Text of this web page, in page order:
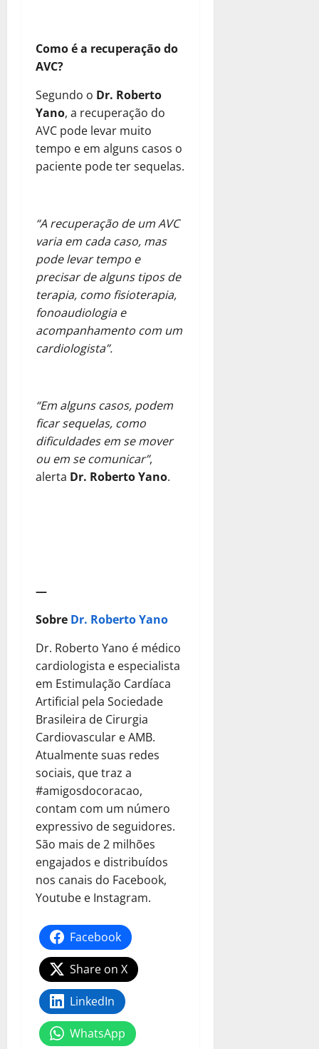
Como é a recuperação do
AVC?
Segundo o Dr. Roberto
Yano, a recuperação do
AVC pode levar muito
tempo e em alguns casos o
paciente pode ter sequelas.
“A recuperação de um AVC
varia em cada caso, mas
pode levar tempo e
precisar de alguns tipos de
terapia, como fisioterapia,
fonoaudiologia e
acompanhamento com um
cardiologista”.
“Em alguns casos, podem
ficar sequelas, como
dificuldades em se mover
ou em se comunicar”,
alerta Dr. Roberto Yano.
—
Sobre Dr. Roberto Yano
Dr. Roberto Yano é médico
cardiologista e especialista
em Estimulação Cardíaca
Artificial pela Sociedade
Brasileira de Cirurgia
Cardiovascular e AMB.
Atualmente suas redes
sociais, que traz a
#amigosdocoracao,
contam com um número
expressivo de seguidores.
São mais de 2 milhões
engajados e distribuídos
nos canais do Facebook,
Youtube e Instagram.
Facebook
Share on X
LinkedIn
WhatsApp